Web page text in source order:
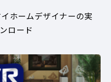
ホームデザイナーの実
ロード